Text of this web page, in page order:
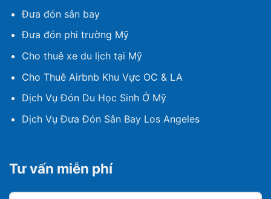
Đưa đón sân bay
Đưa đón phi trường Mỹ
Cho thuê xe du lịch tại Mỹ
Cho Thuê Airbnb Khu Vực OC & LA
Dịch Vụ Đón Du Học Sinh Ở Mỹ
Dịch Vụ Đưa Đón Sân Bay Los Angeles
Tư vấn miễn phí